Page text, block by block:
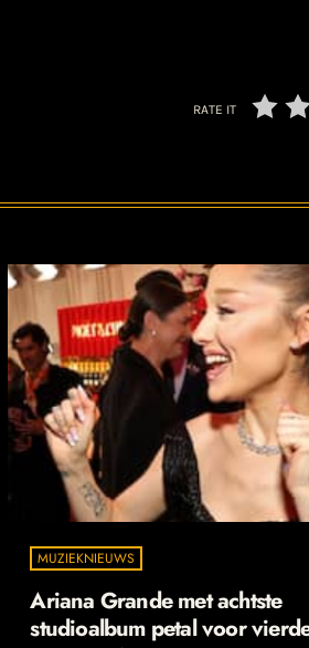
RATE IT
MUZIEKNIEUWS
Ariana Grande met achtste
studioalbum petal voor